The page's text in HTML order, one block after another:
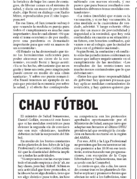
decantación. A los 24,
por izquierda, habilitó a
corriendo de atrás, lo
Rubiano no dudó y el juvenil
su primer gol en el Federal
historia.
El complemento se jugó a
solidez del fondo
Más allá de eso, en los
tuvo dos claras para
lució en ambas con dos